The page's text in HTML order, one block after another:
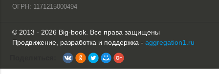
ОГРН: 1171215000494
© 2013 - 2026 Big-book. Все права защищены
Продвижение, разработка и поддержка - aggregation1.ru